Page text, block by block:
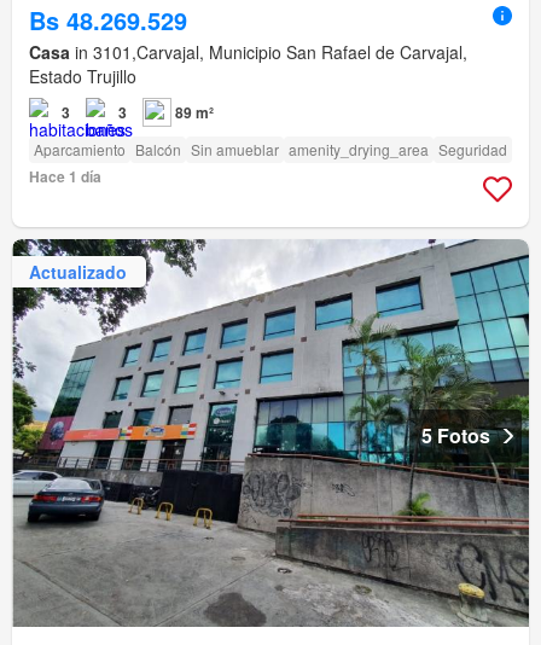
Bs 48.269.529
Casa in 3101,Carvajal, Municipio San Rafael de Carvajal,
Estado Trujillo
3 3 89 m²
Aparcamiento Balcón Sin amueblar amenity_drying_area Seguridad
Hace 1 día
Actualizado
5 Fotos